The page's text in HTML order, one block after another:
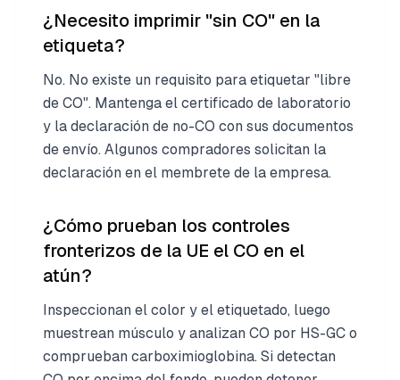
¿Necesito imprimir "sin CO" en la
etiqueta?
No. No existe un requisito para etiquetar "libre
de CO". Mantenga el certificado de laboratorio
y la declaración de no-CO con sus documentos
de envío. Algunos compradores solicitan la
declaración en el membrete de la empresa.
¿Cómo prueban los controles
fronterizos de la UE el CO en el
atún?
Inspeccionan el color y el etiquetado, luego
muestrean músculo y analizan CO por HS-GC o
comprueban carboximioglobina. Si detectan